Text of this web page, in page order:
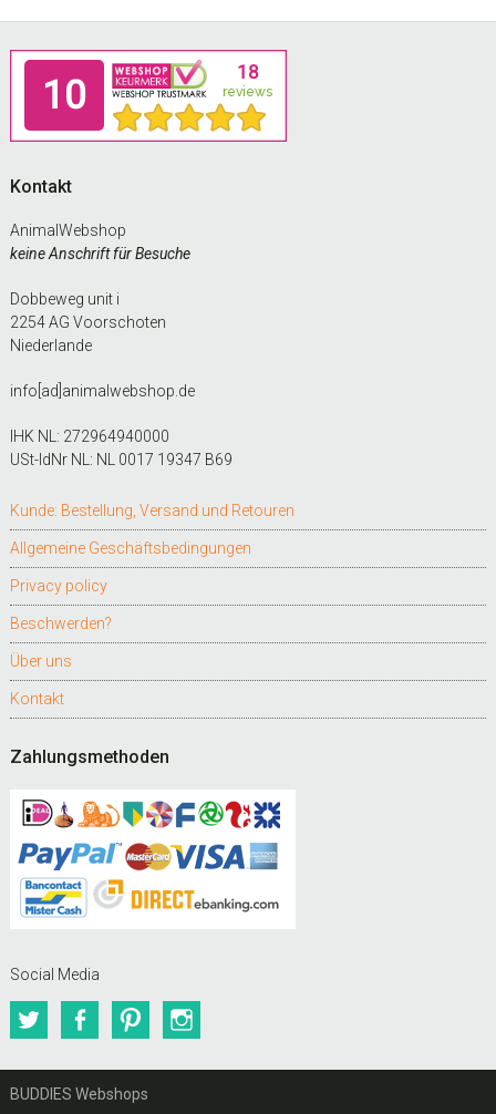
Footer
Kontakt
AnimalWebshop
keine Anschrift für Besuche
Dobbeweg unit i
2254 AG Voorschoten
Niederlande
info[ad]animalwebshop.de
IHK NL: 272964940000
USt-IdNr NL: NL 0017 19347 B69
Kunde: Bestellung, Versand und Retouren
Allgemeine Geschäftsbedingungen
Privacy policy
Beschwerden?
Über uns
Kontakt
Zahlungsmethoden
Social Media
TwitterFacebookPinterest
BUDDIES Webshops